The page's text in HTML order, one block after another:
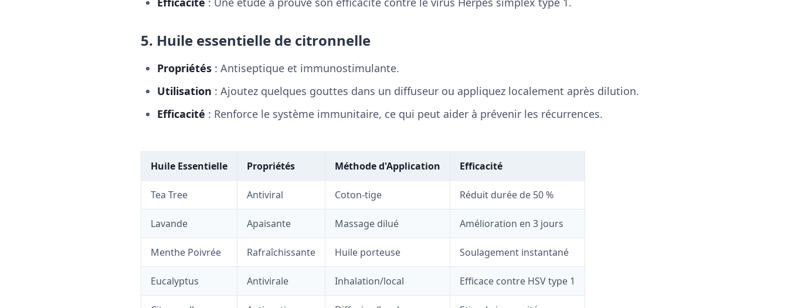
5. Huile essentielle de citronnelle
Propriétés : Antiseptique et immunostimulante.
Utilisation : Ajoutez quelques gouttes dans un diffuseur ou appliquez localement après dilution.
Efficacité : Renforce le système immunitaire, ce qui peut aider à prévenir les récurrences.
Huile Essentielle Propriétés Méthode d'Application Efficacité
Tea Tree Antiviral Coton-tige Réduit durée de 50 %
Lavande Apaisante Massage dilué Amélioration en 3 jours
Menthe Poivrée Rafraîchissante Huile porteuse Soulagement instantané
Eucalyptus Antivirale Inhalation/local Efficace contre HSV type 1